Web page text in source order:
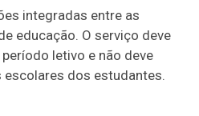
integradas entre as
educação. O serviço deve
letivo e não deve
dos estudantes.